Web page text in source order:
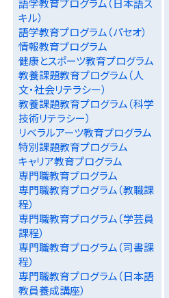
語学教育プログラム（日本語ス
キル）
語学教育プログラム（パセオ）
情報教育プログラム
健康とスポーツ教育プログラム
教養課題教育プログラム（人
文・社会リテラシー）
教養課題教育プログラム（科学
技術リテラシー）
リベラルアーツ教育プログラム
特別課題教育プログラム
キャリア教育プログラム
専門職教育プログラム
専門職教育プログラム（教職課
程）
専門職教育プログラム（学芸員
課程）
専門職教育プログラム（司書課
程）
専門職教育プログラム（日本語
教員養成講座）